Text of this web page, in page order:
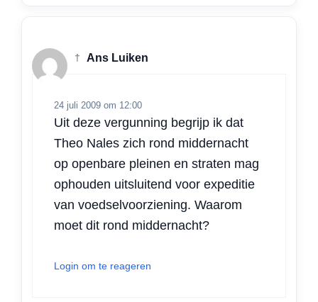
† Ans Luiken
24 juli 2009 om 12:00
Uit deze vergunning begrijp ik dat
Theo Nales zich rond middernacht
op openbare pleinen en straten mag
ophouden uitsluitend voor expeditie
van voedselvoorziening. Waarom
moet dit rond middernacht?
Login om te reageren